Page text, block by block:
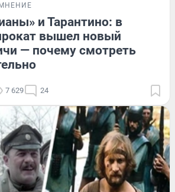
и Тарантино: в
вышел новый
— почему смотреть
7 629 24